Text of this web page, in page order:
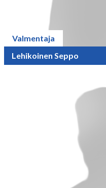
Valmentaja
Lehikoinen Seppo